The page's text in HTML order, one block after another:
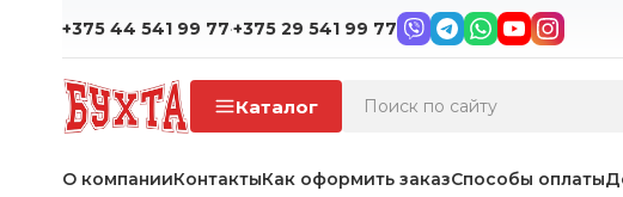
+375 44 541 99 77·+375 29 541 99 77
Каталог
О компанииКонтактыКак оформить заказСпособы оплаты